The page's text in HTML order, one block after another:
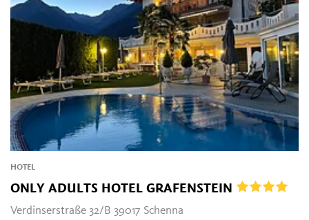
HOTEL
ONLY ADULTS HOTEL GRAFENSTEIN
Verdinserstraße 32/B 39017 Schenna